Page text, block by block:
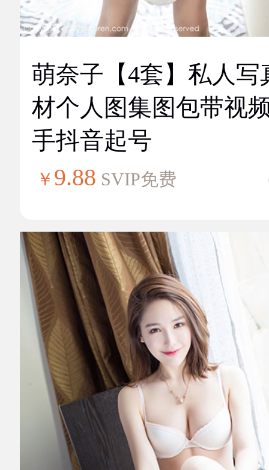
萌奈子【4套】私人写
材个人图集图包带视
手抖音起号
￥ 9.88 SVIP免费